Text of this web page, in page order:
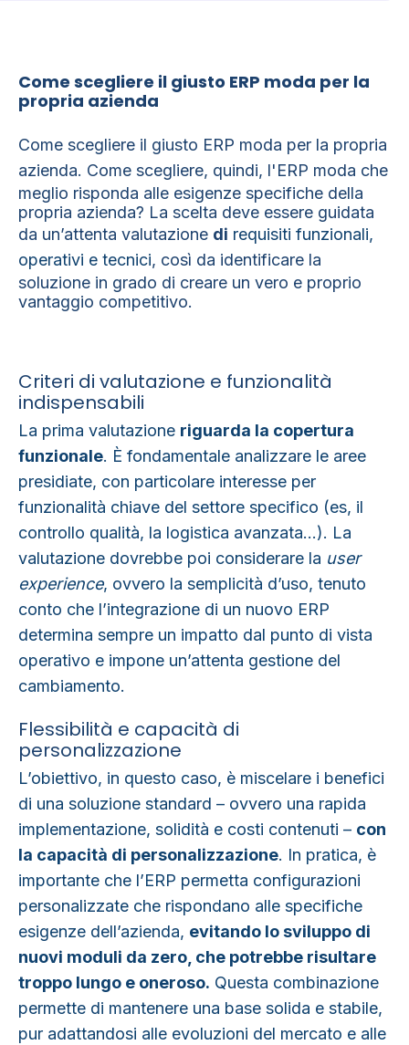
Come scegliere il giusto ERP moda per la
propria azienda
Come scegliere il giusto ERP moda per la propria
azienda. Come scegliere, quindi, l'ERP moda che
meglio risponda alle esigenze specifiche della
propria azienda? La scelta deve essere guidata
da un’attenta valutazione di requisiti funzionali,
operativi e tecnici, così da identificare la
soluzione in grado di creare un vero e proprio
vantaggio competitivo.
Criteri di valutazione e funzionalità
indispensabili
La prima valutazione riguarda la copertura
funzionale. È fondamentale analizzare le aree
presidiate, con particolare interesse per
funzionalità chiave del settore specifico (es, il
controllo qualità, la logistica avanzata…). La
valutazione dovrebbe poi considerare la user
experience, ovvero la semplicità d’uso, tenuto
conto che l’integrazione di un nuovo ERP
determina sempre un impatto dal punto di vista
operativo e impone un’attenta gestione del
cambiamento.
Flessibilità e capacità di
personalizzazione
L’obiettivo, in questo caso, è miscelare i benefici
di una soluzione standard – ovvero una rapida
implementazione, solidità e costi contenuti – con
la capacità di personalizzazione. In pratica, è
importante che l’ERP permetta configurazioni
personalizzate che rispondano alle specifiche
esigenze dell’azienda, evitando lo sviluppo di
nuovi moduli da zero, che potrebbe risultare
troppo lungo e oneroso. Questa combinazione
permette di mantenere una base solida e stabile,
pur adattandosi alle evoluzioni del mercato e alle